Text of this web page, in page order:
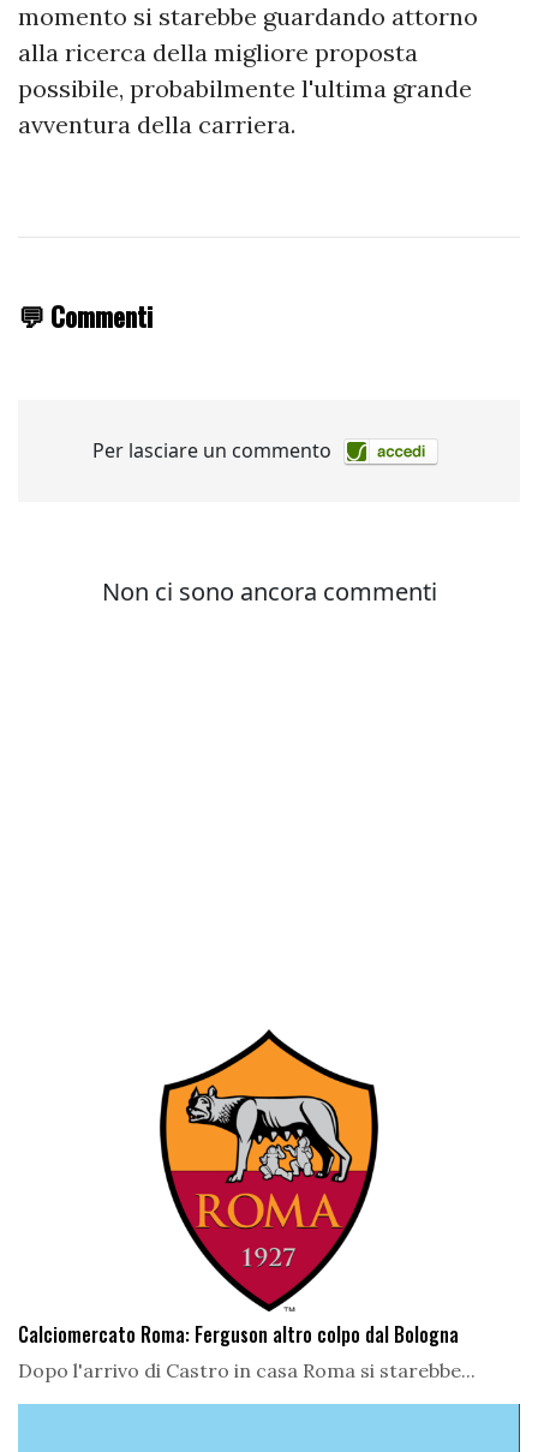
momento si starebbe guardando attorno
alla ricerca della migliore proposta
possibile, probabilmente l'ultima grande
avventura della carriera.
💬 Commenti
Calciomercato Roma: Ferguson altro colpo dal Bologna
Dopo l'arrivo di Castro in casa Roma si starebbe...